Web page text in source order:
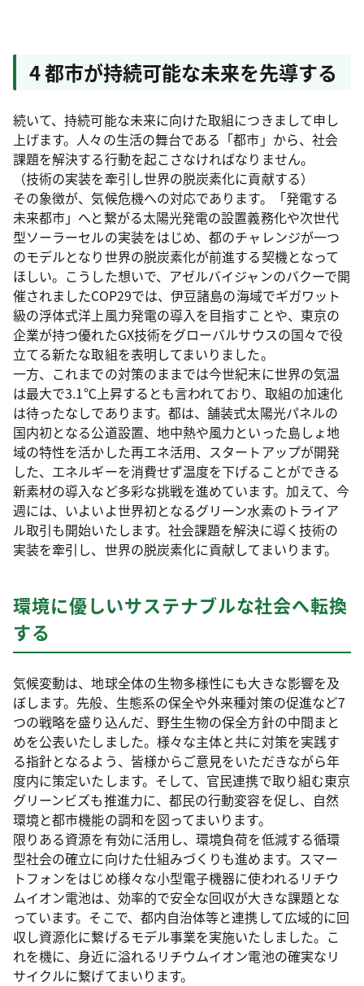
4 都市が持続可能な未来を先導する
続いて、持続可能な未来に向けた取組につきまして申し
上げます。人々の生活の舞台である「都市」から、社会
課題を解決する行動を起こさなければなりません。
（技術の実装を牽引し世界の脱炭素化に貢献する）
その象徴が、気候危機への対応であります。「発電する
未来都市」へと繋がる太陽光発電の設置義務化や次世代
型ソーラーセルの実装をはじめ、都のチャレンジが一つ
のモデルとなり世界の脱炭素化が前進する契機となって
ほしい。こうした想いで、アゼルバイジャンのバクーで開
催されましたCOP29では、伊豆諸島の海域でギガワット
級の浮体式洋上風力発電の導入を目指すことや、東京の
企業が持つ優れたGX技術をグローバルサウスの国々で役
立てる新たな取組を表明してまいりました。
一方、これまでの対策のままでは今世紀末に世界の気温
は最大で3.1℃上昇するとも言われており、取組の加速化
は待ったなしであります。都は、舗装式太陽光パネルの
国内初となる公道設置、地中熱や風力といった島しょ地
域の特性を活かした再エネ活用、スタートアップが開発
した、エネルギーを消費せず温度を下げることができる
新素材の導入など多彩な挑戦を進めています。加えて、今
週には、いよいよ世界初となるグリーン水素のトライア
ル取引も開始いたします。社会課題を解決に導く技術の
実装を牽引し、世界の脱炭素化に貢献してまいります。
環境に優しいサステナブルな社会へ転換
する
気候変動は、地球全体の生物多様性にも大きな影響を及
ぼします。先般、生態系の保全や外来種対策の促進など7
つの戦略を盛り込んだ、野生生物の保全方針の中間まと
めを公表いたしました。様々な主体と共に対策を実践す
る指針となるよう、皆様からご意見をいただきながら年
度内に策定いたします。そして、官民連携で取り組む東京
グリーンビズも推進力に、都民の行動変容を促し、自然
環境と都市機能の調和を図ってまいります。
限りある資源を有効に活用し、環境負荷を低減する循環
型社会の確立に向けた仕組みづくりも進めます。スマー
トフォンをはじめ様々な小型電子機器に使われるリチウ
ムイオン電池は、効率的で安全な回収が大きな課題とな
っています。そこで、都内自治体等と連携して広域的に回
収し資源化に繋げるモデル事業を実施いたしました。こ
れを機に、身近に溢れるリチウムイオン電池の確実なリ
サイクルに繋げてまいります。